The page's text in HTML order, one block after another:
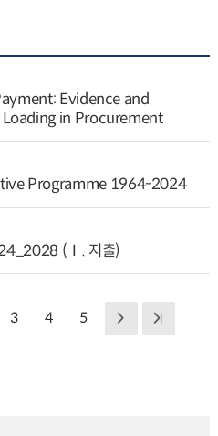
Evidence and
in Procurement
Programme 1964-2024
(Ⅰ. 지출)
3 4 5